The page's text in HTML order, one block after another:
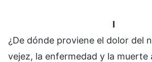
I
¿De dónde proviene el dolor del
vejez, la enfermedad y la muerte